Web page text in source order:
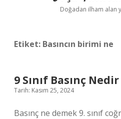
Yasal
Doğadan ilham alan
Etiket: Basıncın birimi ne
9 Sınıf Basınç Nedir
Tarih: Kasım 25, 2024
Basınç ne demek 9. sınıf